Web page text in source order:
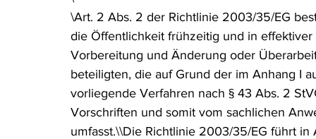
\Art. 2 Abs. 2 der Richtlinie 2003/35/EG
die Öffentlichkeit frühzeitig und in
Vorbereitung und Änderung oder
beteiligten, die auf Grund der im Anhang I
vorliegende Verfahren nach § 43 Abs. 2
Vorschriften und somit vom sachlichen
umfasst.\\Die Richtlinie 2003/35/EG führt